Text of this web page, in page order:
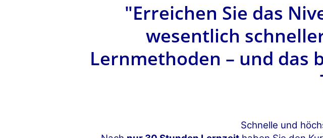
"Erreichen Sie das
wesentlich
Lernmethoden – und das
Schnelle und